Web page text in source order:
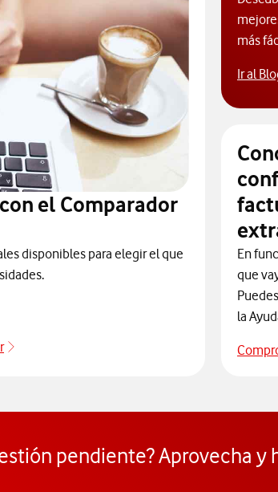
el Comparador
disponibles para elegir el que
Decide el modelo que quieres con el
más
Ir al
En
que
la
pendiente? Aprovecha y